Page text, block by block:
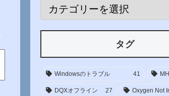
タグ
Windowsのトラブル 41
DQXオフライン 27 Oxygen Not